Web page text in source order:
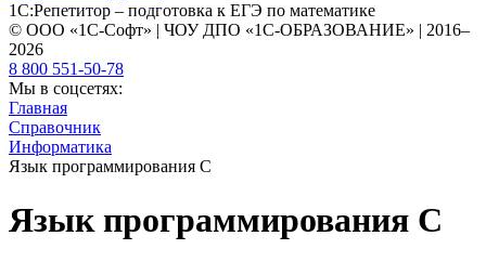
1С:Репетитор – подготовка к ЕГЭ по математике
© ООО «1С-Софт» | ЧОУ ДПО «1С-ОБРАЗОВАНИЕ» | 2016–
2026
8 800 551-50-78
Мы в соцсетях:
Главная
Справочник
Информатика
Язык программирования С
Язык программирования С